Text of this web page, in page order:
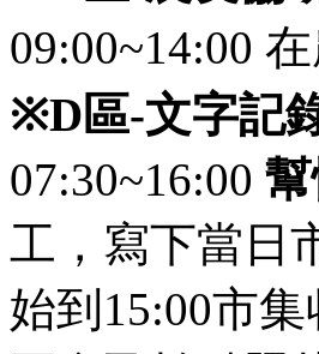
09:00~14:00
※D區-文字記
07:30~16:00
工，寫下當日
始到15:00市